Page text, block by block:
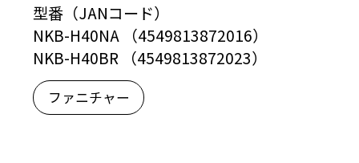
型番（JANコード）
NKB-H40NA （4549813872016）
NKB-H40BR （4549813872023）
ファニチャー